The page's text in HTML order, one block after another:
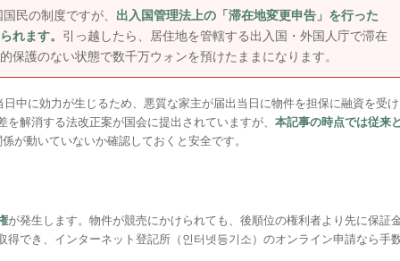
民の制度ですが、 出入国管理法上の「滞在地変更申告」を行った
れます。 引っ越したら、居住地を管轄する出入国・外国人庁で滞在
護のない状態で数千万ウォンを預けたままになります。
中に効力が生じるため、悪質な家主が届出当日に物件を担保に融資を受け
解消する法改正案が国会に提出されていますが、 本記事の時点では従来
が動いていないか確認しておくと安全です。
が発生します。物件が競売にかけられても、後順位の権利者より先に保証
でき、インターネット登記所（인터넷등기소）のオンライン申請なら手